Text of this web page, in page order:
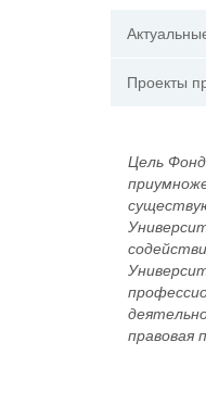
Проекты
Цель
правовая